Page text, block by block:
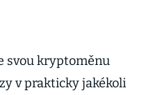
svou kryptoměnu
v prakticky jakékoli